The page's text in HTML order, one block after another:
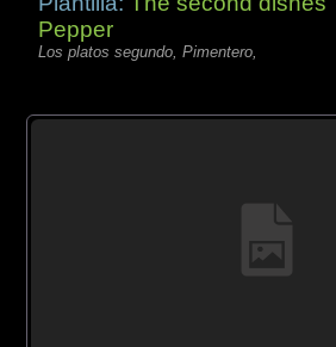
Pepper
Los platos segundo, Pimentero,